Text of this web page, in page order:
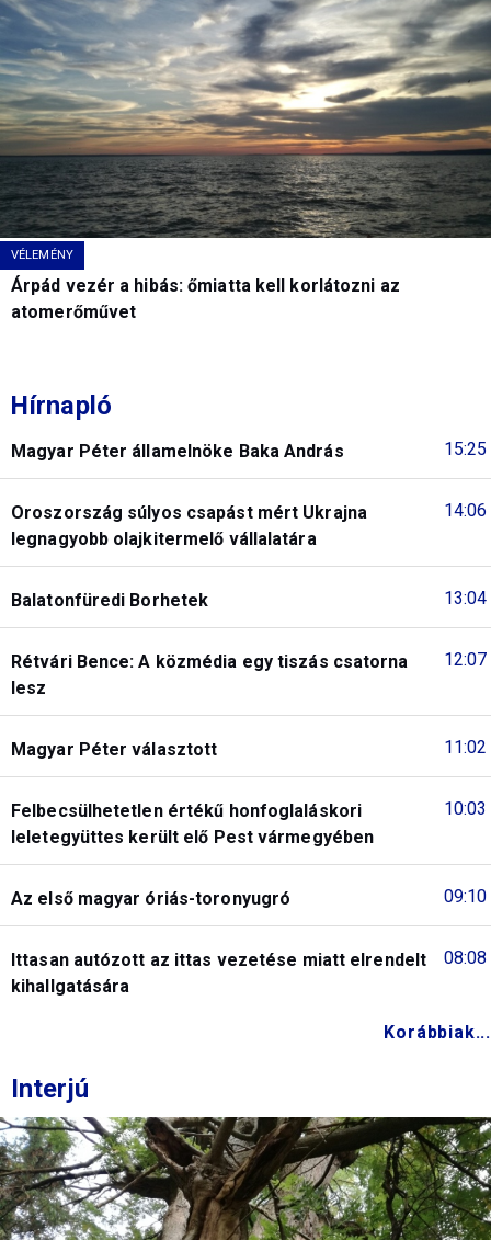
VÉLEMÉNY
Árpád vezér a hibás: őmiatta kell korlátozni az
atomerőművet
Hírnapló
15:25
Magyar Péter államelnöke Baka András
14:06
Oroszország súlyos csapást mért Ukrajna
legnagyobb olajkitermelő vállalatára
13:04
Balatonfüredi Borhetek
12:07
Rétvári Bence: A közmédia egy tiszás csatorna
lesz
11:02
Magyar Péter választott
10:03
Felbecsülhetetlen értékű honfoglaláskori
leletegyüttes került elő Pest vármegyében
09:10
Az első magyar óriás-toronyugró
08:08
Ittasan autózott az ittas vezetése miatt elrendelt
kihallgatására
Korábbiak...
Interjú